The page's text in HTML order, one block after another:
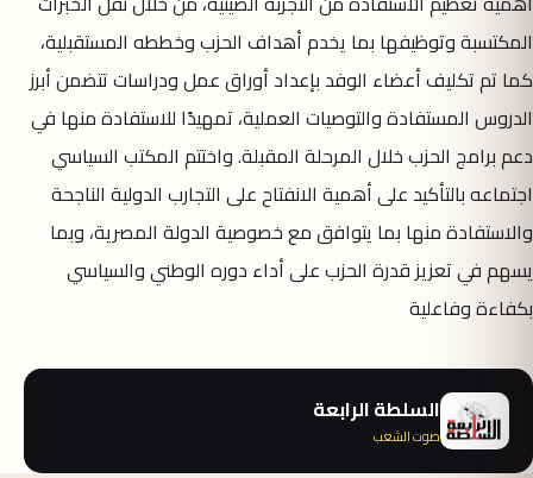
المكتسبة وتوظيفها بما يخدم أهداف الحزب وخططه المستقبلية،
كما تم تكليف أعضاء الوفد بإعداد أوراق عمل ودراسات تتضمن أبرز
الدروس المستفادة والتوصيات العملية، تمهيدًا للاستفادة منها في
دعم برامج الحزب خلال المرحلة المقبلة. واختتم المكتب السياسي
اجتماعه بالتأكيد على أهمية الانفتاح على التجارب الدولية الناجحة
والاستفادة منها بما يتوافق مع خصوصية الدولة المصرية، وبما
يسهم في تعزيز قدرة الحزب على أداء دوره الوطني والسياسي
بكفاءة وفاعلية
السلطة الرابعة
صوت الشعب